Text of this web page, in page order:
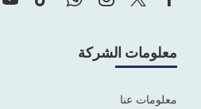
معلومات الشركة
معلومات عنا